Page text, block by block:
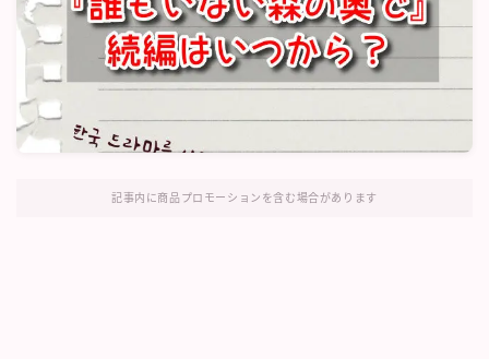
記事内に商品プロモーションを含む場合があります